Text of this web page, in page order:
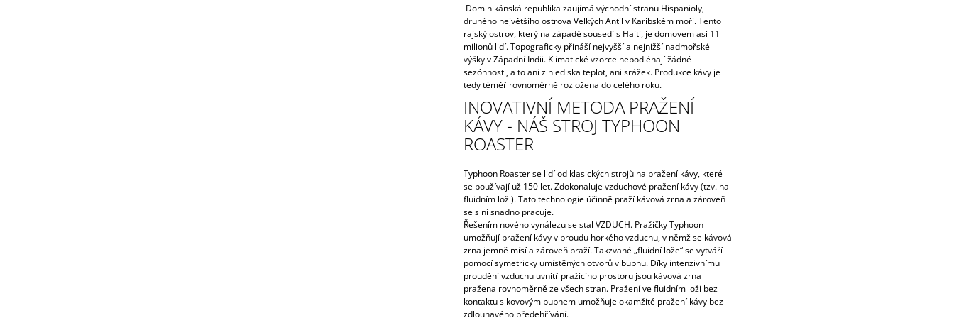
Dominikánská republika zaujímá východní stranu Hispanioly,
druhého největšího ostrova Velkých Antil v Karibském moři. Tento
rajský ostrov, který na západě sousedí s Haiti, je domovem asi 11
milionů lidí. Topograficky přináší nejvyšší a nejnižší nadmořské
výšky v Západní Indii. Klimatické vzorce nepodléhají žádné
sezónnosti, a to ani z hlediska teplot, ani srážek. Produkce kávy je
tedy téměř rovnoměrně rozložena do celého roku.
INOVATIVNÍ METODA PRAŽENÍ
KÁVY - NÁŠ STROJ TYPHOON
ROASTER
Typhoon Roaster se lidí od klasických strojů na pražení kávy, které
se používají už 150 let. Zdokonaluje vzduchové pražení kávy (tzv. na
fluidním loži). Tato technologie účinně praží kávová zrna a zároveň
se s ní snadno pracuje.
Řešením nového vynálezu se stal VZDUCH. Pražičky Typhoon
umožňují pražení kávy v proudu horkého vzduchu, v němž se kávová
zrna jemně mísí a zároveň praží. Takzvané „fluidní lože“ se vytváří
pomocí symetricky umístěných otvorů v bubnu. Díky intenzivnímu
proudění vzduchu uvnitř pražicího prostoru jsou kávová zrna
pražena rovnoměrně ze všech stran. Pražení ve fluidním loži bez
kontaktu s kovovým bubnem umožňuje okamžité pražení kávy bez
zdlouhavého předehřívání.